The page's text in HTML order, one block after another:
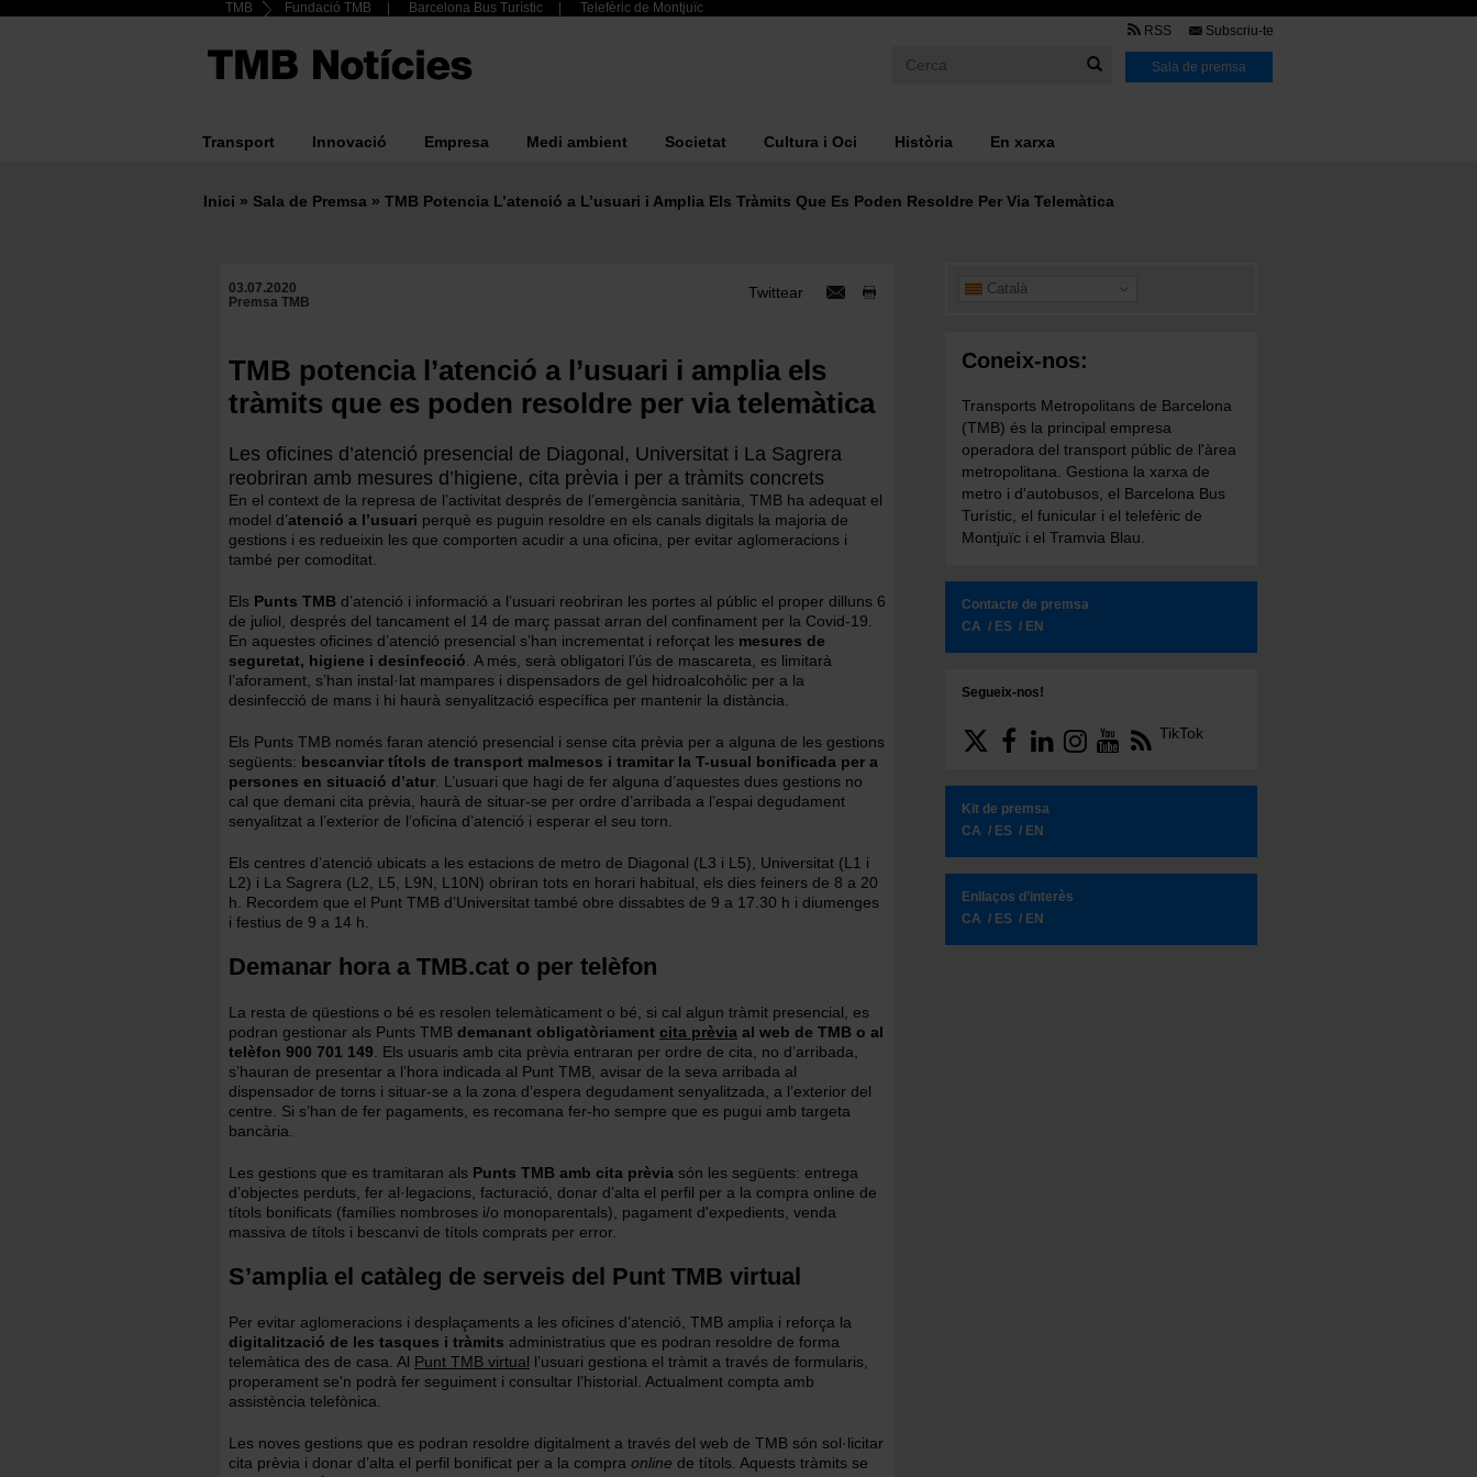
Header
Top
menu
TMB Fundació TMB Barcelona Bus Turístic Telefèric de Montjuïc
TMB
Link
RSS Subscriu-te
Sala de premsa
Main
navigation
Transport Innovació Empresa Medi ambient Societat Cultura i Oci Història En xarxa
Inici Sala de Premsa TMB Potencia L’atenció a L’usuari i Amplia Els Tràmits Que Es Poden Resoldre Per Via Telemàtica
Twittear
03.07.2020
Premsa TMB
TMB potencia l’atenció a l’usuari i amplia els
tràmits que es poden resoldre per via telemàtica
Les oficines d’atenció presencial de Diagonal, Universitat i La Sagrera
reobriran amb mesures d’higiene, cita prèvia i per a tràmits concrets
En el context de la represa de l’activitat després de l’emergència sanitària, TMB ha adequat el
model d’atenció a l’usuari perquè es puguin resoldre en els canals digitals la majoria de
gestions i es redueixin les que comporten acudir a una oficina, per evitar aglomeracions i
també per comoditat.
Els Punts TMB d’atenció i informació a l’usuari reobriran les portes al públic el proper dilluns 6
de juliol, després del tancament el 14 de març passat arran del confinament per la Covid-19.
En aquestes oficines d’atenció presencial s’han incrementat i reforçat les mesures de
seguretat, higiene i desinfecció . A més, serà obligatori l’ús de mascareta, es limitarà
l’aforament, s’han instal·lat mampares i dispensadors de gel hidroalcohòlic per a la
desinfecció de mans i hi haurà senyalització específica per mantenir la distància.
Els Punts TMB només faran atenció presencial i sense cita prèvia per a alguna de les gestions
següents: bescanviar títols de transport malmesos i tramitar la T-usual bonificada per a
persones en situació d’atur . L’usuari que hagi de fer alguna d’aquestes dues gestions no
cal que demani cita prèvia, haurà de situar-se per ordre d’arribada a l’espai degudament
senyalitzat a l’exterior de l’oficina d’atenció i esperar el seu torn.
Els centres d’atenció ubicats a les estacions de metro de Diagonal (L3 i L5), Universitat (L1 i
L2) i La Sagrera (L2, L5, L9N, L10N) obriran tots en horari habitual, els dies feiners de 8 a 20
h. Recordem que el Punt TMB d’Universitat també obre dissabtes de 9 a 17.30 h i diumenges
i festius de 9 a 14 h.
Demanar hora a TMB.cat o per telèfon
La resta de qüestions o bé es resolen telemàticament o bé, si cal algun tràmit presencial, es
podran gestionar als Punts TMB demanant obligatòriament cita prèvia al web de TMB o al
telèfon 900 701 149 . Els usuaris amb cita prèvia entraran per ordre de cita, no d’arribada,
s’hauran de presentar a l’hora indicada al Punt TMB, avisar de la seva arribada al
dispensador de torns i situar-se a la zona d’espera degudament senyalitzada, a l’exterior del
centre. Si s’han de fer pagaments, es recomana fer-ho sempre que es pugui amb targeta
bancària.
Les gestions que es tramitaran als Punts TMB amb cita prèvia són les següents: entrega
d’objectes perduts, fer al·legacions, facturació, donar d’alta el perfil per a la compra online de
títols bonificats (famílies nombroses i/o monoparentals), pagament d'expedients, venda
massiva de títols i bescanvi de títols comprats per error.
S’amplia el catàleg de serveis del Punt TMB virtual
Per evitar aglomeracions i desplaçaments a les oficines d’atenció, TMB amplia i reforça la
digitalització de les tasques i tràmits administratius que es podran resoldre de forma
telemàtica des de casa. Al Punt TMB virtual l’usuari gestiona el tràmit a través de formularis,
properament se'n podrà fer seguiment i consultar l’historial. Actualment compta amb
assistència telefònica.
Les noves gestions que es podran resoldre digitalment a través del web de TMB són sol·licitar
cita prèvia i donar d’alta el perfil bonificat per a la compra online de títols. Aquests tràmits se
Català
Coneix-nos:
Transports Metropolitans de Barcelona
(TMB) és la principal empresa
operadora del transport públic de l'àrea
metropolitana. Gestiona la xarxa de
metro i d'autobusos, el Barcelona Bus
Turístic, el funicular i el telefèric de
Montjuïc i el Tramvia Blau.
Contacte de premsa
CA
ES EN
Segueix-nos!
TikTok
Kit de premsa
CA
ES EN
Enllaços d’interès
CA
ES EN